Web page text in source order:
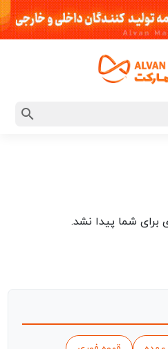
برای شما پیدا نشد.